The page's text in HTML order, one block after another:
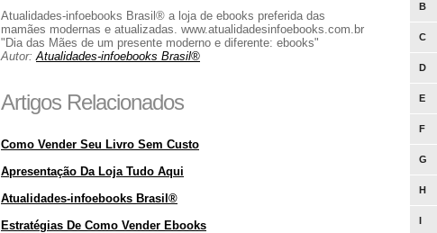
Atualidades-infoebooks Brasil® a loja de ebooks preferida das
mamães modernas e atualizadas. www.atualidadesinfoebooks.com.br
"Dia das Mães de um presente moderno e diferente: ebooks"
Autor:Atualidades-infoebooks Brasil®
Artigos Relacionados
Como Vender Seu Livro Sem Custo
Apresentação Da Loja Tudo Aqui
Atualidades-infoebooks Brasil®
Estratégias De Como Vender Ebooks
B
C
D
E
F
G
H
I